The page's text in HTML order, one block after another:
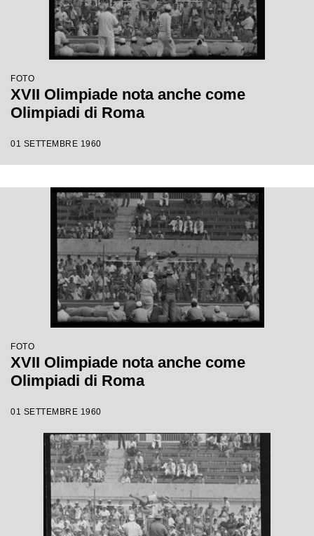
FOTO
XVII Olimpiade nota anche come
Olimpiadi di Roma
01 SETTEMBRE 1960
FOTO
XVII Olimpiade nota anche come
Olimpiadi di Roma
01 SETTEMBRE 1960